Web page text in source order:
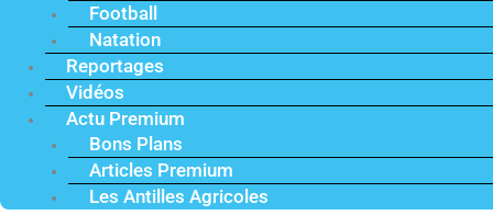
Football
Natation
Reportages
Vidéos
Actu Premium
Bons Plans
Articles Premium
Les Antilles Agricoles